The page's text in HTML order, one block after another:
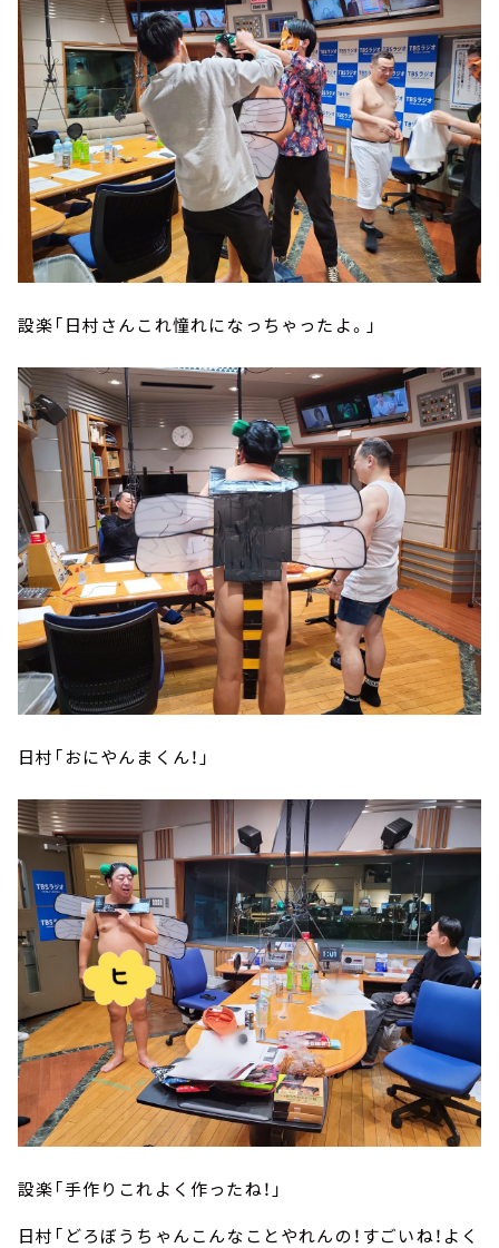
設楽「日村さんこれ憧れになっちゃったよ。」
日村「おにやんまくん！」
設楽「手作りこれよく作ったね！」
日村「どろぼうちゃんこんなことやれんの！すごいね！よく